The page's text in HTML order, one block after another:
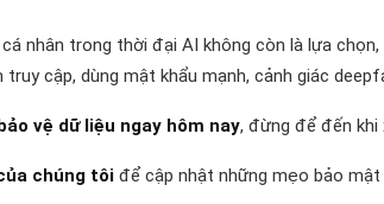
nhân trong thời đại AI không còn là lựa chọn,
truy cập, dùng mật khẩu mạnh, cảnh giác
vệ dữ liệu ngay hôm nay, đừng để đến khi
chúng tôi để cập nhật những mẹo bảo